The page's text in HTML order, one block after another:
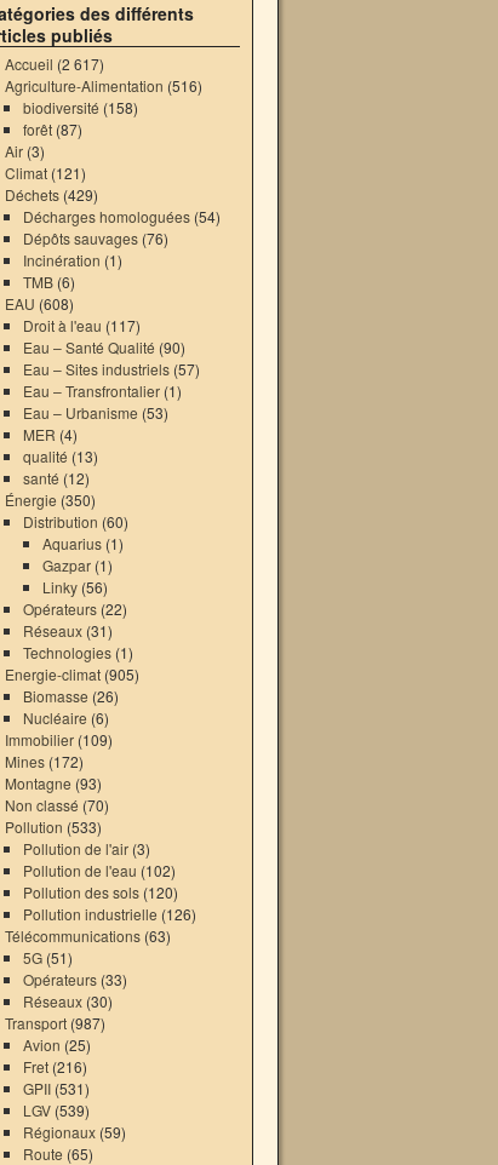
des différents
publiés
Accueil (2 617)
Agriculture-Alimentation (516)
biodiversité (158)
forêt (87)
Air(3)
Climat(121)
Déchets(429)
Décharges homologuées (54)
Dépôts sauvages (76)
Incinération (1)
TMB (6)
EAU (608)
Droit à l'eau (117)
Eau – Santé Qualité (90)
Eau – Sites industriels (57)
Eau – Transfrontalier (1)
Eau – Urbanisme (53)
MER (4)
qualité (13)
santé (12)
Énergie (350)
Distribution (60)
Aquarius(1)
Gazpar(1)
Linky(56)
Opérateurs (22)
Réseaux (31)
Technologies (1)
Energie-climat(905)
Biomasse (26)
Nucléaire (6)
Immobilier(109)
Mines(172)
Montagne (93)
Non classé (70)
Pollution (533)
Pollution de l'air (3)
Pollution de l'eau (102)
Pollution des sols (120)
Pollution industrielle (126)
Télécommunications(63)
5G (51)
Opérateurs (33)
Réseaux (30)
Transport(987)
Avion (25)
Fret (216)
GPII (531)
LGV (539)
Régionaux (59)
Route (65)